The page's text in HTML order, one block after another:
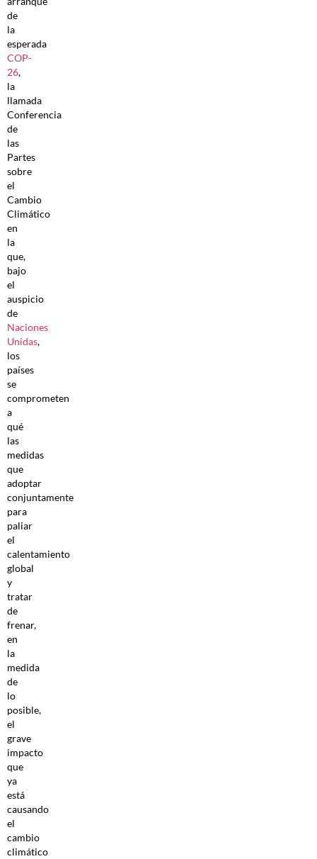
de
la
esperada
COP-
26,
la
llamada
Conferencia
de
las
Partes
sobre
el
Cambio
Climático
en
la
que,
bajo
el
auspicio
de
Naciones
Unidas,
los
países
se
comprometen
a
qué
las
medidas
que
adoptar
conjuntamente
para
paliar
el
calentamiento
global
y
tratar
de
frenar,
en
la
medida
de
lo
posible,
el
grave
impacto
que
ya
está
causando
el
cambio
climático